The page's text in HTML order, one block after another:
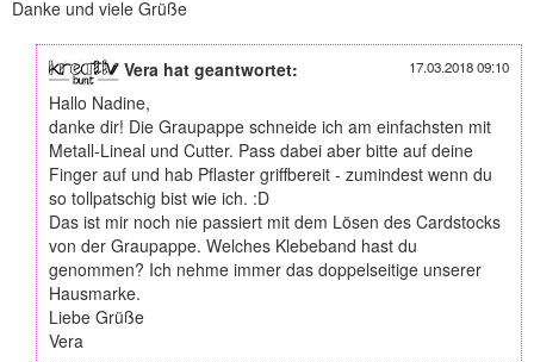
Danke und viele Grüße
Vera hat geantwortet: 17.03.2018 09:10
Hallo Nadine,
danke dir! Die Graupappe schneide ich am einfachsten mit
Metall-Lineal und Cutter. Pass dabei aber bitte auf deine
Finger auf und hab Pflaster griffbereit - zumindest wenn du
so tollpatschig bist wie ich. :D
Das ist mir noch nie passiert mit dem Lösen des Cardstocks
von der Graupappe. Welches Klebeband hast du
genommen? Ich nehme immer das doppelseitige unserer
Hausmarke.
Liebe Grüße
Vera